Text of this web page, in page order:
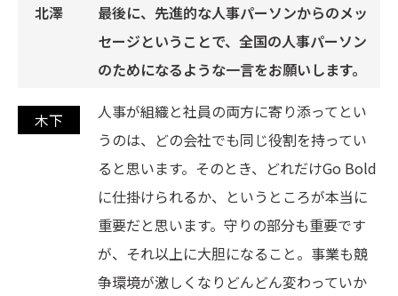
最後に、先進的な人事パーソンからのメッ
セージということで、全国の人事パーソン
のためになるような一言をお願いします。
人事が組織と社員の両方に寄り添ってとい
うのは、どの会社でも同じ役割を持ってい
ると思います。そのとき、どれだけGo Bold
に仕掛けられるか、というところが本当に
重要だと思います。守りの部分も重要です
が、それ以上に大胆になること。事業も競
争環境が激しくなりどんどん変わっていか